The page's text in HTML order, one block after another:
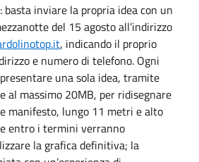
basta inviare la propria idea con un
del 15 agosto all’indirizzo
, indicando il proprio
e numero di telefono. Ogni
una sola idea, tramite
al massimo 20MB, per ridisegnare
manifesto, lungo 11 metri e alto
entro i termini verranno
la grafica definitiva; la